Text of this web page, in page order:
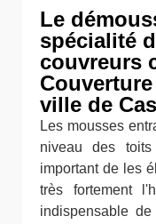
Le
spécialité
couvreurs
ville de
Les mousses
niveau des
important de les
très fortement
indispensable